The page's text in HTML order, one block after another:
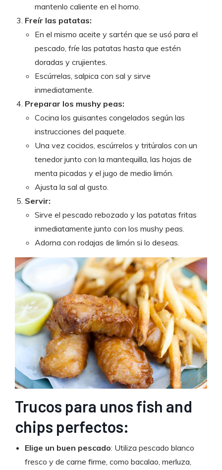
mantenlo caliente en el horno.
Freír las patatas:
En el mismo aceite y sartén que se usó para el
pescado, fríe las patatas hasta que estén
doradas y crujientes.
Escúrrelas, salpica con sal y sirve
inmediatamente.
Preparar los mushy peas:
Cocina los guisantes congelados según las
instrucciones del paquete.
Una vez cocidos, escúrrelos y tritúralos con un
tenedor junto con la mantequilla, las hojas de
menta picadas y el jugo de medio limón.
Ajusta la sal al gusto.
Servir:
Sirve el pescado rebozado y las patatas fritas
inmediatamente junto con los mushy peas.
Adorna con rodajas de limón si lo deseas.
Trucos para unos fish and
chips perfectos:
Elige un buen pescado: Utiliza pescado blanco
fresco y de carne firme, como bacalao, merluza,